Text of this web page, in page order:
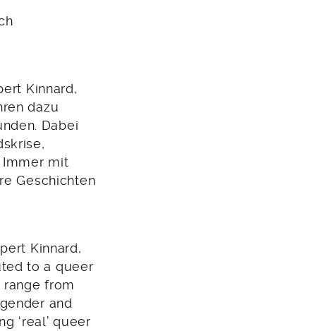
Kinnard,
dazu
Dabei
Immer mit
Geschichten
Kinnard,
to a queer
from
and
‘real’ queer